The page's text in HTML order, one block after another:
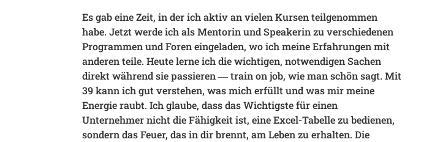
Es gab eine Zeit, in der ich aktiv an vielen Kursen teilgenommen
habe. Jetzt werde ich als Mentorin und Speakerin zu verschiedenen
Programmen und Foren eingeladen, wo ich meine Erfahrungen mit
anderen teile. Heute lerne ich die wichtigen, notwendigen Sachen
direkt während sie passieren ― train on job, wie man schön sagt. Mit
39 kann ich gut verstehen, was mich erfüllt und was mir meine
Energie raubt. Ich glaube, dass das Wichtigste für einen
Unternehmer nicht die Fähigkeit ist, eine Excel-Tabelle zu bedienen,
sondern das Feuer, das in dir brennt, am Leben zu erhalten. Die